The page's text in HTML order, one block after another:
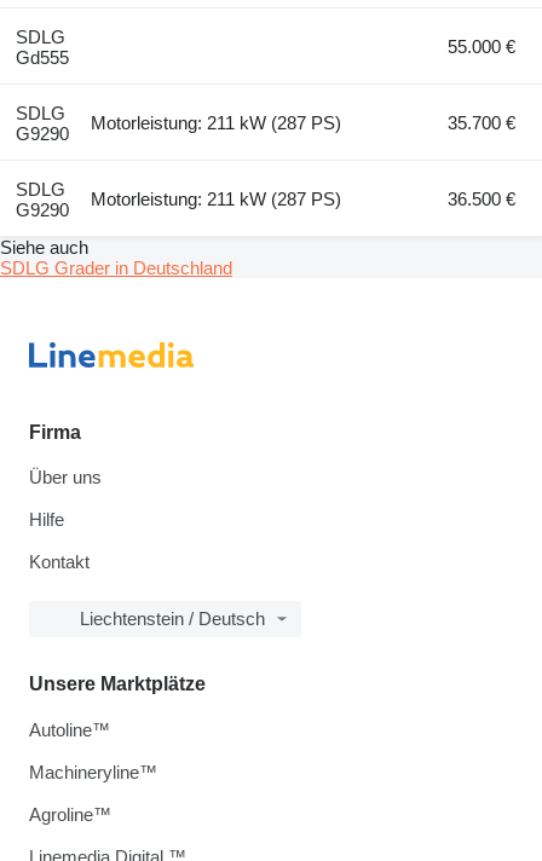
SDLG
Gd555
55.000 €
SDLG
G9290
Motorleistung: 211 kW (287 PS) 35.700 €
SDLG
G9290
Motorleistung: 211 kW (287 PS) 36.500 €
Siehe auch
SDLG Grader in Deutschland
Firma
Über uns
Hilfe
Kontakt
Liechtenstein / Deutsch
Unsere Marktplätze
Autoline™
Machineryline™
Agroline™
Linemedia Digital ™